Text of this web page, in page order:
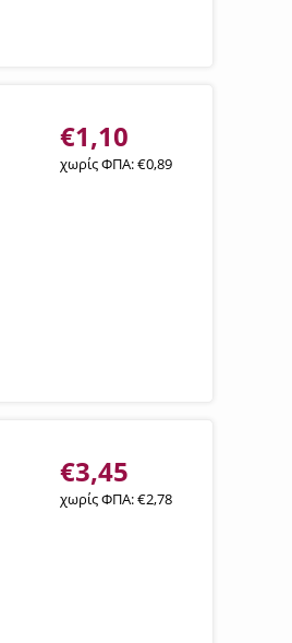
€1,10
χωρίς ΦΠΑ:€0,89
€3,45
χωρίς ΦΠΑ:€2,78